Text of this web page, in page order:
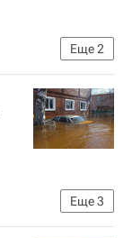
Еще2
Еще3
Россия